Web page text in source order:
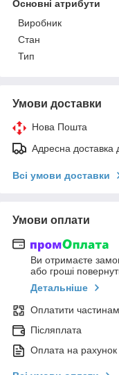
Основні атрибути
Виробник
Стан
Тип
Умови доставки
Нова Пошта
Адресна доставка
Всі умови доставки
Умови оплати
Ви отримаєте
або гроші
Детальніше
Оплатити
Післяплата
Оплата на рахунок